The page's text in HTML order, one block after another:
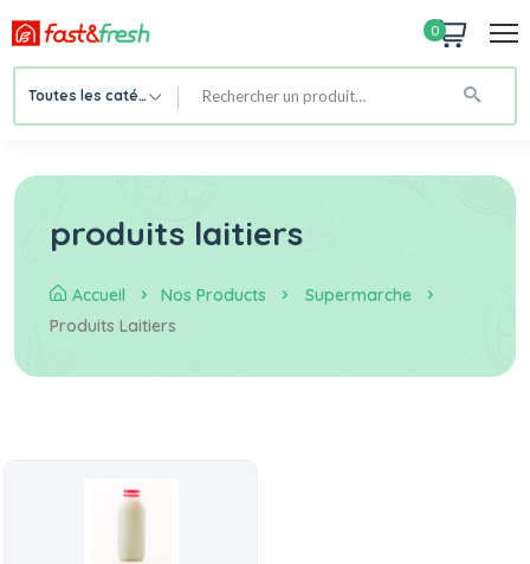
0
Toutes les catégories
produits laitiers
Accueil Nos Products
Supermarche
Produits Laitiers